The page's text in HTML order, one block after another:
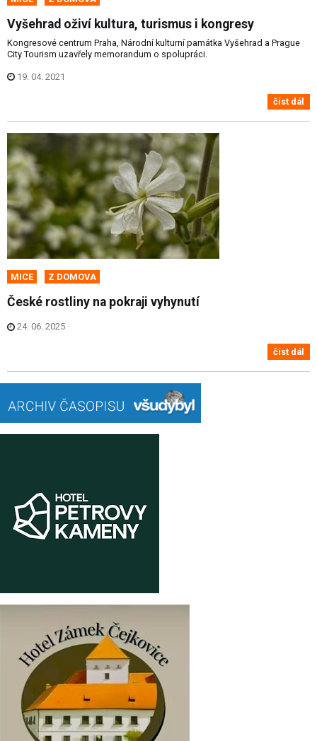
Vyšehrad oživí kultura, turismus i kongresy
Kongresové centrum Praha, Národní kulturní památka Vyšehrad a Prague
City Tourism uzavřely memorandum o spolupráci.
19. 04. 2021
číst dál
MICE Z DOMOVA
České rostliny na pokraji vyhynutí
24. 06. 2025
číst dál